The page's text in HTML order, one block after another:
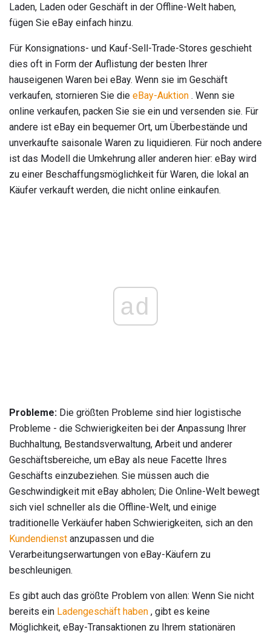
Laden, Laden oder Geschäft in der Offline-Welt haben,
fügen Sie eBay einfach hinzu.
Für Konsignations- und Kauf-Sell-Trade-Stores geschieht
dies oft in Form der Auflistung der besten Ihrer
hauseigenen Waren bei eBay. Wenn sie im Geschäft
verkaufen, stornieren Sie die eBay-Auktion . Wenn sie
online verkaufen, packen Sie sie ein und versenden sie. Für
andere ist eBay ein bequemer Ort, um Überbestände und
unverkaufte saisonale Waren zu liquidieren. Für noch andere
ist das Modell die Umkehrung aller anderen hier: eBay wird
zu einer Beschaffungsmöglichkeit für Waren, die lokal an
Käufer verkauft werden, die nicht online einkaufen.
ad
Probleme: Die größten Probleme sind hier logistische
Probleme - die Schwierigkeiten bei der Anpassung Ihrer
Buchhaltung, Bestandsverwaltung, Arbeit und anderer
Geschäftsbereiche, um eBay als neue Facette Ihres
Geschäfts einzubeziehen. Sie müssen auch die
Geschwindigkeit mit eBay abholen; Die Online-Welt bewegt
sich viel schneller als die Offline-Welt, und einige
traditionelle Verkäufer haben Schwierigkeiten, sich an den
Kundendienst anzupassen und die
Verarbeitungserwartungen von eBay-Käufern zu
beschleunigen.
Es gibt auch das größte Problem von allen: Wenn Sie nicht
bereits ein Ladengeschäft haben , gibt es keine
Möglichkeit, eBay-Transaktionen zu Ihrem stationären